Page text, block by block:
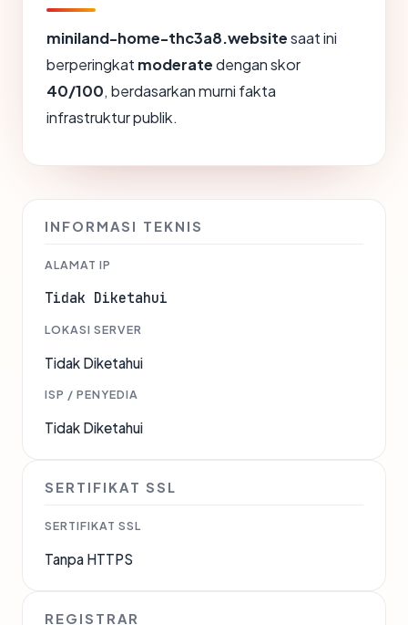
miniland-home-thc3a8.websitesaat ini
berperingkat moderatedengan skor
40/100, berdasarkan murni fakta
infrastruktur publik.
INFORMASI TEKNIS
ALAMAT IP
Tidak Diketahui
LOKASI SERVER
Tidak Diketahui
ISP / PENYEDIA
Tidak Diketahui
SERTIFIKAT SSL
SERTIFIKAT SSL
Tanpa HTTPS
REGISTRAR